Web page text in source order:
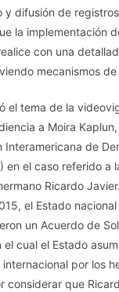
y difusión de
la implementación
con una
mecanismos
el tema de la
a Moira
Interamericana de
en el caso referido a
Ricardo
el Estado nacional
un Acuerdo de
el cual el Estado
por los
considerar que